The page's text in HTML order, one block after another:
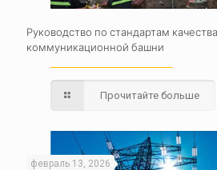
Руководство по стандартам
коммуникационной башни
Прочитайте больше
февраль 13, 2026